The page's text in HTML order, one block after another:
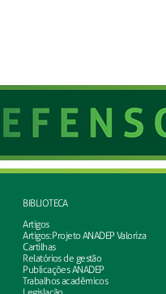
BIBLIOTECA
Artigos
Artigos: Projeto ANADEP Valoriza
Cartilhas
Relatórios de gestão
Publicações ANADEP
Trabalhos acadêmicos